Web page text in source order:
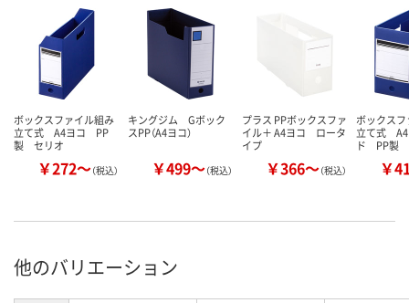
ボックスファイル組み
立て式 A4ヨコ PP
製 セリオ
￥272～（税込）
キングジム Gボック
スPP（A4ヨコ）
￥499～（税込）
プラス PPボックスファ
イル＋ A4ヨコ ロータ
イプ
￥366～（税込）
ボックス
立て式 A4
ド PP製
￥
他のバリエーション